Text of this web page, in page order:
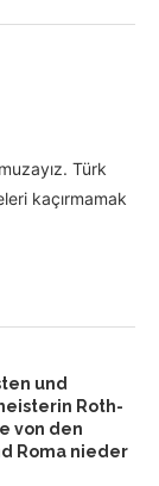
Türk
kaçırmamak
und
Roth-
von den
Roma nieder